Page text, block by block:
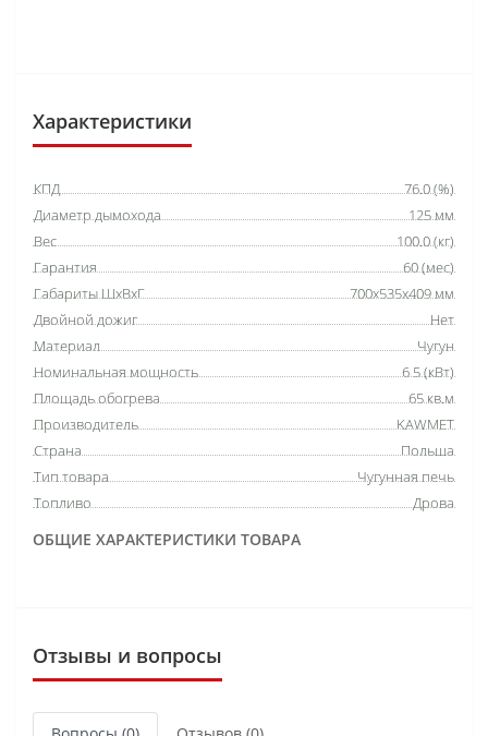
Характеристики
ОБЩИЕ ХАРАКТЕРИСТИКИ ТОВАРА
КПД
76.0 (%)
Диаметр дымохода
125 мм
Вес
100.0 (кг)
Гарантия
60 (мес)
Габариты ШхВхГ
700х535х409 мм
Двойной дожиг
Нет
Материал
Чугун
Номинальная мощность
6.5 (кВт)
Площадь обогрева
65 кв.м
Производитель
KAWMET
Страна
Польша
Тип товара
Чугунная печь
Топливо
Дрова
Отзывы и вопросы